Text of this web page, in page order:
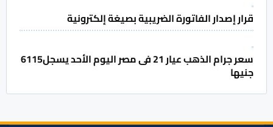
قرار إصدار الفاتورة الضريبية بصيغة إلكترونية
سعر جرام الذهب عيار 21 فى مصر اليوم الأحد يسجل6115
جنيها